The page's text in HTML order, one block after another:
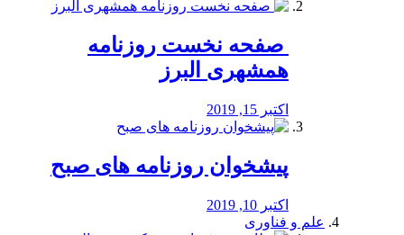
️ صفحه نخست روزنامه‌
همشهری البرز
اکتبر 15, 2019
پیشخوان روزنامه های صبح
اکتبر 10, 2019
علم و فناوری